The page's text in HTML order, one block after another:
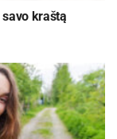
kraštą